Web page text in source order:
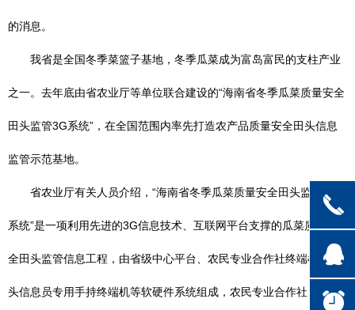
的消息。
我省是全国冬季菜篮子基地，冬季瓜菜成为富岛富民的支柱产业
之一。去年底由省农业厅等单位联合建设的“海南省冬季瓜菜质量安全
田头监管3G系统”，在全国范围内率先打造农产品质量安全田头信息
监管示范基地。
省农业厅有关人员介绍，“海南省冬季瓜菜质量安全田头监管3G
系统”是一项利用先进的3G信息技术、互联网平台支撑的瓜菜质量安
全田头监管信息工程，由省级中心平台、农民专业合作社终端机、田
头信息员专用手持终端机等软硬件系统组成，农民专业合作社、田头
끅
뀩
뀥